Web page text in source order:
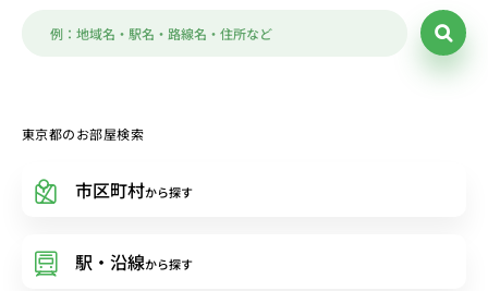
東京都のお部屋検索
市区町村から探す
駅・沿線から探す